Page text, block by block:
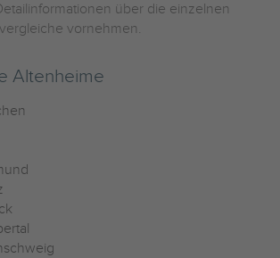
über die einzelnen
vornehmen.
Altenheime